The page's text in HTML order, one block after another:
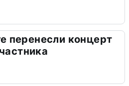
перенесли концерт